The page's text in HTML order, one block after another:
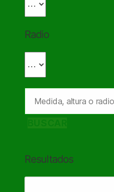
Radio
Resultados